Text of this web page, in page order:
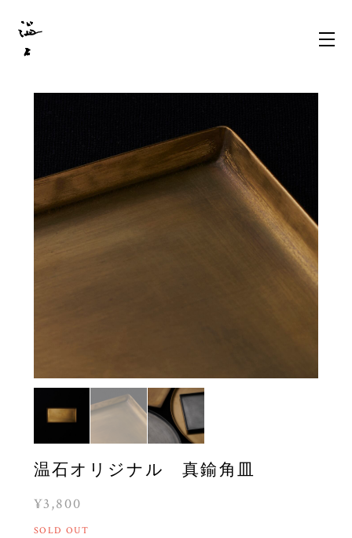
温石オリジナル 真鍮角皿
¥3,800
SOLD OUT